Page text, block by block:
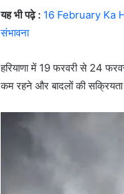
यह भी पढ़े : 16 February Ka
संभावना
हरियाणा में 19 फरवरी से 24
कम रहने और बादलों की सक्रियता